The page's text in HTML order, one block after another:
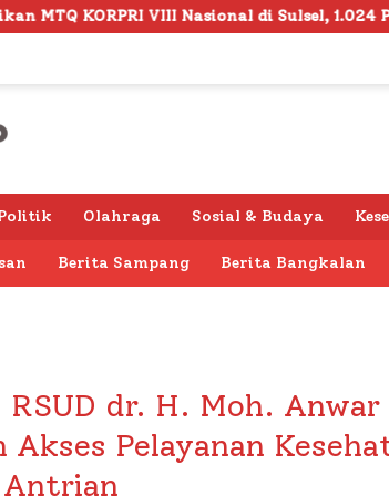
di Sulsel, 1.024 Peserta Terdaftar
Olahraga Sosial & Budaya
Berita Sampang Berita Bangkalan
dr. H. Moh. Anwar
Akses Pelayanan
Antrian